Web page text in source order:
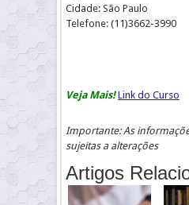
Cidade: São Paulo
Telefone: (11)3662-3990
Veja Mais! Link do Curso
Importante: As
sujeitas a alterações
Artigos